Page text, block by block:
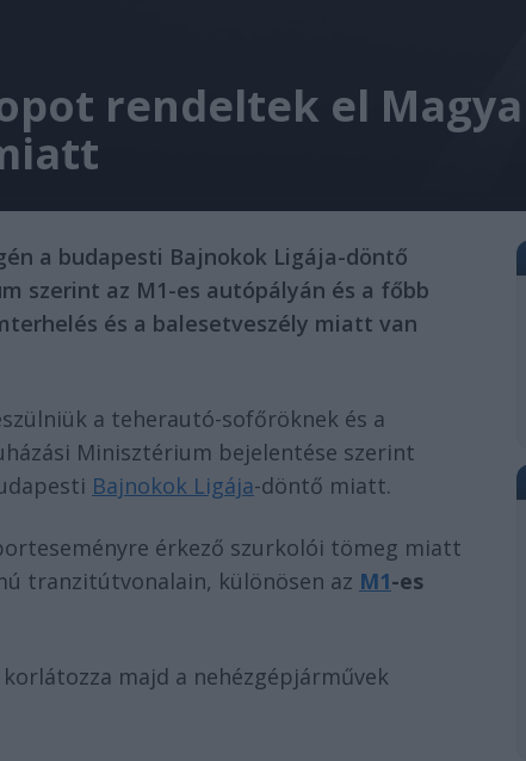
rendeltek el
a budapesti Bajnokok Ligája-döntő
szerint az M1-es autópályán és a főbb
és a balesetveszély miatt van
a teherautó-sofőröknek és a
Minisztérium bejelentése szerint
Bajnokok Ligája-döntő miatt.
érkező szurkolói tömeg miatt
tranzitútvonalain, különösen az M1-es
majd a nehézgépjárművek